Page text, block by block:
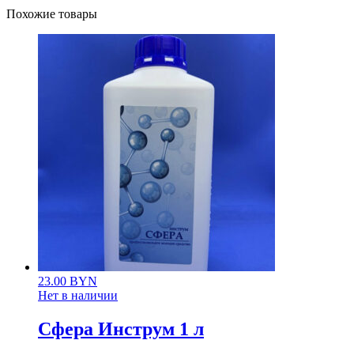
Похожие товары
23.00 BYN
Нет в наличии
Сфера Инструм 1 л